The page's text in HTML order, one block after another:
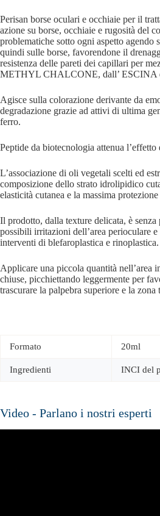
Perisan borse oculari e occhiaie per il
azione su borse, occhiaie e rugosità del
problematiche sotto ogni aspetto agendo
quindi sulle borse, favorendone il
resistenza delle pareti dei capillari per
METHYL CHALCONE, dall’ ESCINA
Agisce sulla colorazione derivante da
degradazione grazie ad attivi di ultima
ferro.
Peptide da biotecnologia attenua l’effetto
L’associazione di oli vegetali scelti ed
composizione dello strato idrolipidico
elasticità cutanea e la massima
Il prodotto, dalla texture delicata, è
possibili irritazioni dell’area perioculare
interventi di blefaroplastica e rinoplastica.
Applicare una piccola quantità nell’area
chiuse, picchiettando leggermente per
trascurare la palpebra superiore e la zona
Formato 20ml
Ingredienti INCI del
Video - Parlano i nostri esperti